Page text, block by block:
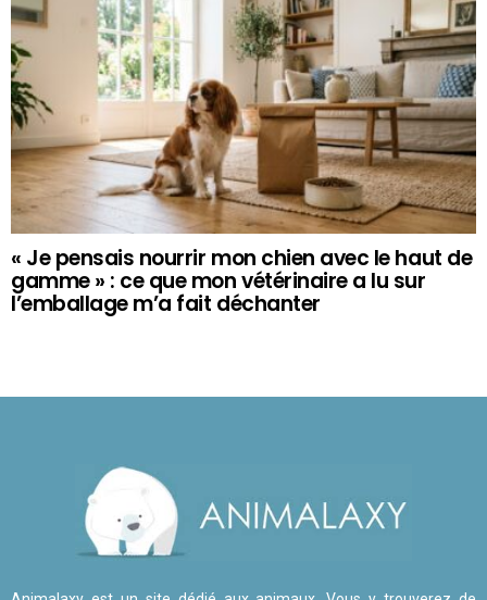
« Je pensais nourrir mon chien avec le haut de
gamme » : ce que mon vétérinaire a lu sur
l’emballage m’a fait déchanter